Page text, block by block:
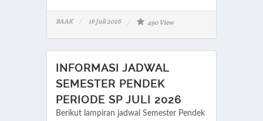
BAAK 16 Juli 2026 490 View
INFORMASI JADWAL
SEMESTER PENDEK
PERIODE SP JULI 2026
Berikut lampiran jadwal Semester Pendek